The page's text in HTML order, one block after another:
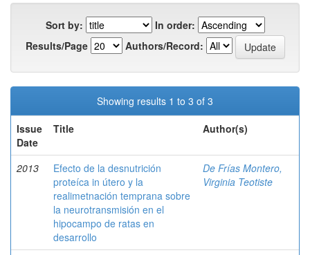
Sort by:
In order:
Results/Page
Authors/Record:
Showing results 1 to 3 of 3
Issue
Date
Title Author(s)
2013
Efecto de la desnutrición
proteíca in útero y la
realimetnación temprana sobre
la neurotransmisión en el
hipocampo de ratas en
desarrollo
De Frías Montero,
Virginia Teotiste